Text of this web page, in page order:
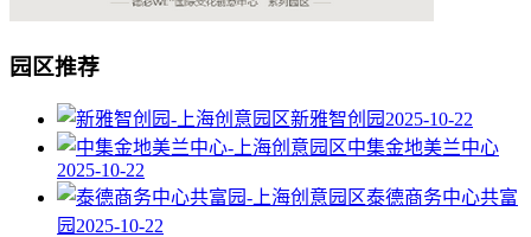
园区推荐
新雅智创园 2025-10-22
中集金地美兰中心
2025-10-22
泰德商务中心共富
园 2025-10-22